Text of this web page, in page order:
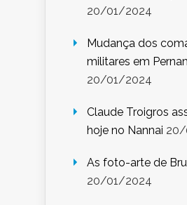
20/01/2024
Mudança dos
militares em
20/01/2024
Claude Troigros
hoje no Nannai 20/
As foto-arte de
20/01/2024